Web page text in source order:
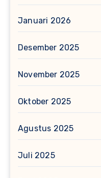
Januari 2026
Desember 2025
November 2025
Oktober 2025
Agustus 2025
Juli 2025